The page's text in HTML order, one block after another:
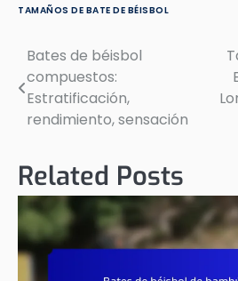
TAMAÑOS DE BATE DE BÉISBOL
Post
navigation
Bates de béisbol
compuestos:
Estratificación,
rendimiento, sensación
Related Posts